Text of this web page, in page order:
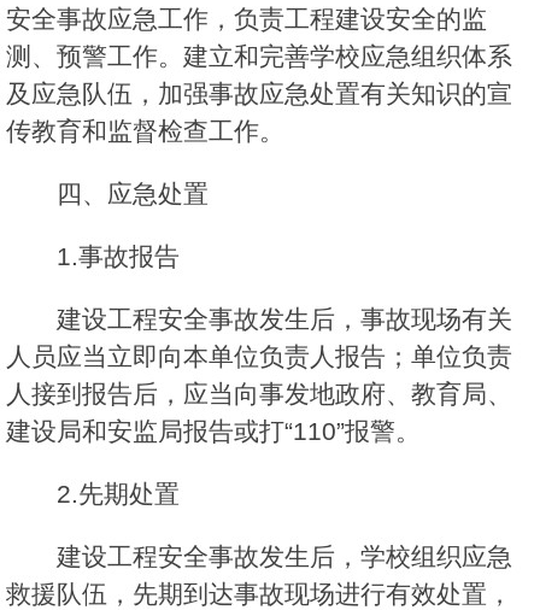
安全事故应急工作，负责工程建设安全的监
测、预警工作。建立和完善学校应急组织体系
及应急队伍，加强事故应急处置有关知识的宣
传教育和监督检查工作。
四、应急处置
1.事故报告
建设工程安全事故发生后，事故现场有关
人员应当立即向本单位负责人报告；单位负责
人接到报告后，应当向事发地政府、教育局、
建设局和安监局报告或打“110”报警。
2.先期处置
建设工程安全事故发生后，学校组织应急
救援队伍，先期到达事故现场进行有效处置，